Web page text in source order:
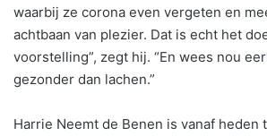
waarbij ze corona even vergeten en
achtbaan van plezier. Dat is echt het
voorstelling”, zegt hij. “En wees nou
gezonder dan lachen.”
Harrie Neemt de Benen is vanaf heden